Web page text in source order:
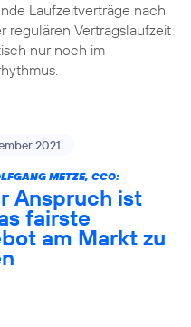
Laufzeitverträge nach
regulären Vertragslaufzeit
nur noch im
2021
METZE, CCO:
Anspruch ist
fairste
am Markt zu